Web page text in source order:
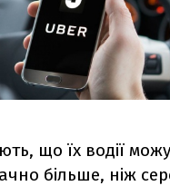
що їх водії
більше, ніж